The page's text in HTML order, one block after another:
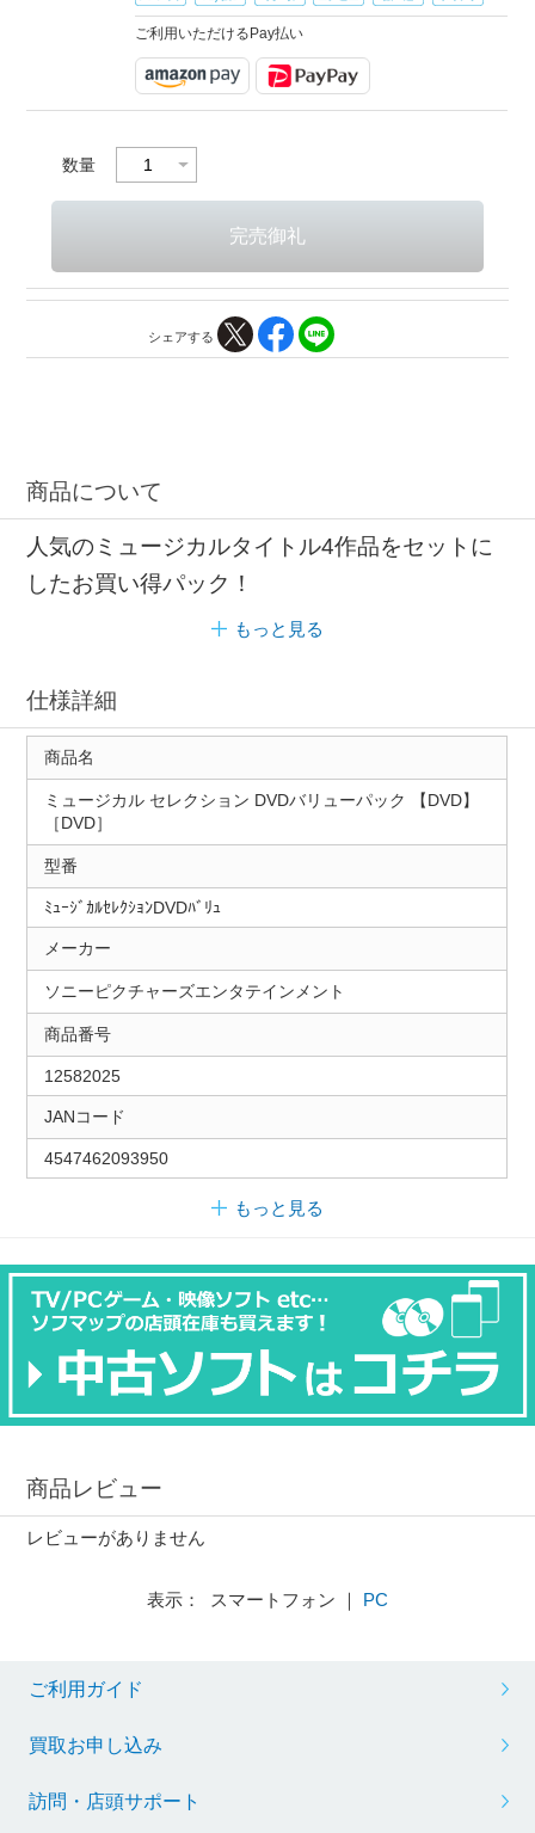
ご利用いただけるPay払い
数量
シェアする
商品について
人気のミュージカルタイトル4作品をセットに
したお買い得パック！
もっと見る
仕様詳細
商品名
ミュージカル セレクション DVDバリューパック 【DVD】
［DVD］
型番
ﾐｭｰｼﾞｶﾙｾﾚｸｼｮﾝDVDﾊﾞﾘｭ
メーカー
ソニーピクチャーズエンタテインメント
商品番号
12582025
JANコード
4547462093950
もっと見る
商品レビュー
レビューがありません
表示： スマートフォン ｜ PC
ご利用ガイド
買取お申し込み
訪問・店頭サポート